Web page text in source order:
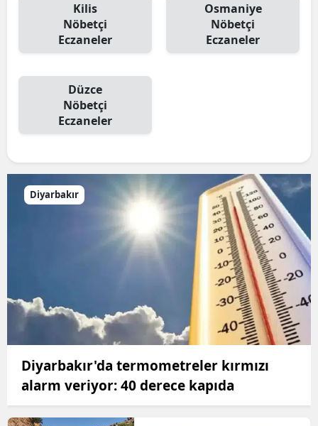
Kilis
Nöbetçi
Eczaneler
Osmaniye
Nöbetçi
Eczaneler
Düzce
Nöbetçi
Eczaneler
Diyarbakır
Diyarbakır'da termometreler kırmızı
alarm veriyor: 40 derece kapıda